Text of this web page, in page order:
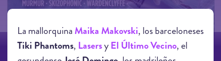
La mallorquina Maika Makovski, los barceloneses
Tiki Phantoms, LasersyEl Último Vecino, el